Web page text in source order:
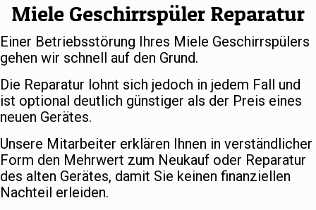
Miele Geschirrspüler Reparatur
Einer Betriebsstörung Ihres Miele Geschirrspülers
gehen wir schnell auf den Grund.
Die Reparatur lohnt sich jedoch in jedem Fall und
ist optional deutlich günstiger als der Preis eines
neuen Gerätes.
Unsere Mitarbeiter erklären Ihnen in verständlicher
Form den Mehrwert zum Neukauf oder Reparatur
des alten Gerätes, damit Sie keinen finanziellen
Nachteil erleiden.